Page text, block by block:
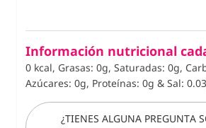
Información nutricional
0 kcal, Grasas: 0g, Saturadas: 0g,
Azúcares: 0g, Proteínas: 0g & Sal:
¿TIENES ALGUNA PREGUNTA